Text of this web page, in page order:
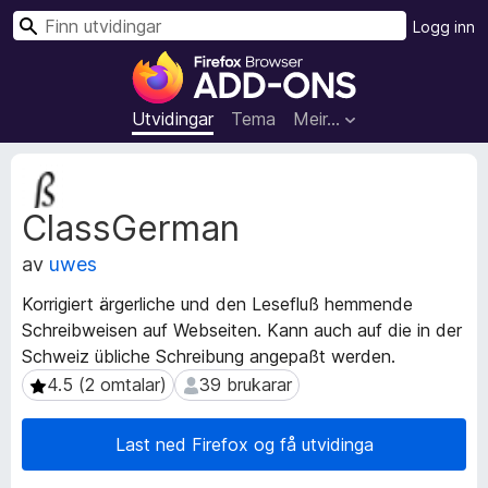
N
e
t
t
t
i
l
l
e
g
Utvidingar Tema Meir…
Logg inn
S
ClassGerman
av uwes
Korrigiert ärgerliche und den Lesefluß hemmende
Schreibweisen auf Webseiten. Kann auch auf die in der
Schweiz übliche Schreibung angepaßt werden.
4.5 (2 omtalar)
4.5 (2 omtalar) 39 brukarar
39 brukarar
Last ned Firefox og få utvidinga
M
t
a
d
t
a
f
o
r
u
v